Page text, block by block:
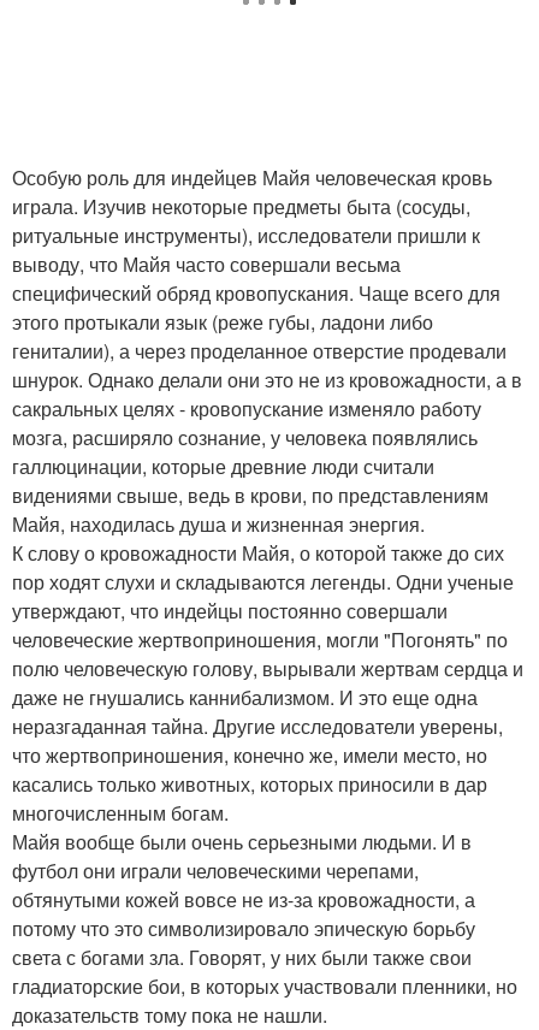
Особую роль для индейцев Майя человеческая кровь
играла. Изучив некоторые предметы быта (сосуды,
ритуальные инструменты), исследователи пришли к
выводу, что Майя часто совершали весьма
специфический обряд кровопускания. Чаще всего для
этого протыкали язык (реже губы, ладони либо
гениталии), а через проделанное отверстие продевали
шнурок. Однако делали они это не из кровожадности, а в
сакральных целях - кровопускание изменяло работу
мозга, расширяло сознание, у человека появлялись
галлюцинации, которые древние люди считали
видениями свыше, ведь в крови, по представлениям
Майя, находилась душа и жизненная энергия.
К слову о кровожадности Майя, о которой также до сих
пор ходят слухи и складываются легенды. Одни ученые
утверждают, что индейцы постоянно совершали
человеческие жертвоприношения, могли "Погонять" по
полю человеческую голову, вырывали жертвам сердца и
даже не гнушались каннибализмом. И это еще одна
неразгаданная тайна. Другие исследователи уверены,
что жертвоприношения, конечно же, имели место, но
касались только животных, которых приносили в дар
многочисленным богам.
Майя вообще были очень серьезными людьми. И в
футбол они играли человеческими черепами,
обтянутыми кожей вовсе не из-за кровожадности, а
потому что это символизировало эпическую борьбу
света с богами зла. Говорят, у них были также свои
гладиаторские бои, в которых участвовали пленники, но
доказательств тому пока не нашли.